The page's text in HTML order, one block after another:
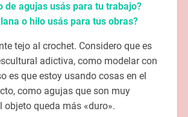
de agujas usás para tu trabajo?
o hilo usás para tus obras?
tejo al crochet. Considero que es
adictiva, como modelar con
es que estoy usando cosas en el
como agujas que son muy
objeto queda más «duro».